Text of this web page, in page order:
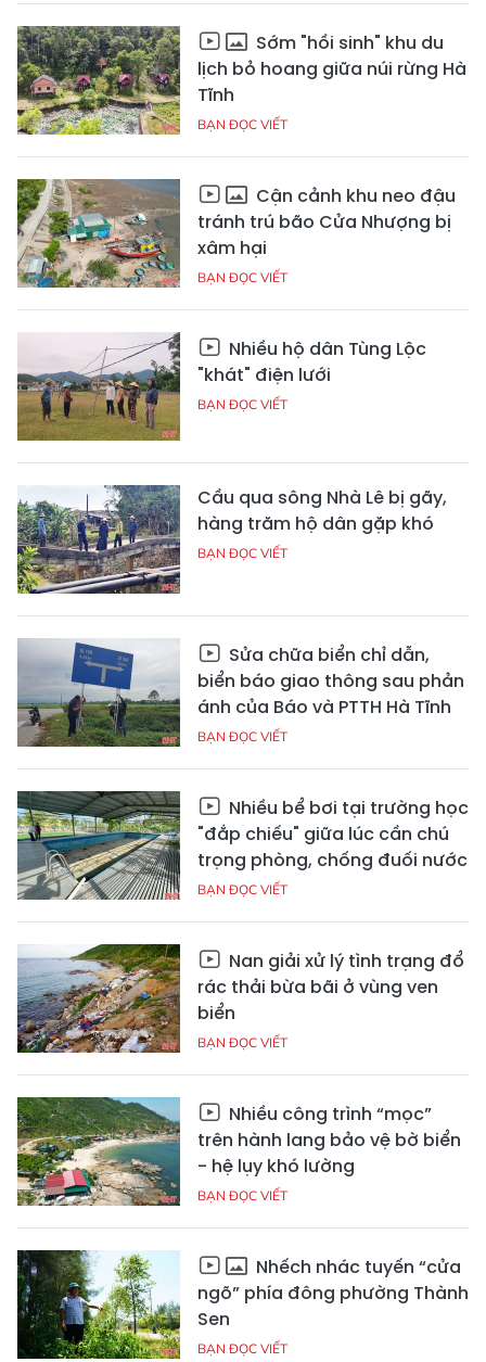
Sớm "hồi sinh" khu du
lịch bỏ hoang giữa núi rừng Hà
Tĩnh
BẠN ĐỌC VIẾT
Cận cảnh khu neo đậu
tránh trú bão Cửa Nhượng bị
xâm hại
BẠN ĐỌC VIẾT
Nhiều hộ dân Tùng Lộc
"khát" điện lưới
BẠN ĐỌC VIẾT
Cầu qua sông Nhà Lê bị gãy,
hàng trăm hộ dân gặp khó
BẠN ĐỌC VIẾT
Sửa chữa biển chỉ dẫn,
biển báo giao thông sau phản
ánh của Báo và PTTH Hà Tĩnh
BẠN ĐỌC VIẾT
Nhiều bể bơi tại trường học
"đắp chiếu" giữa lúc cần chú
trọng phòng, chống đuối nước
BẠN ĐỌC VIẾT
Nan giải xử lý tình trạng đổ
rác thải bừa bãi ở vùng ven
biển
BẠN ĐỌC VIẾT
Nhiều công trình “mọc”
trên hành lang bảo vệ bờ biển
- hệ lụy khó lường
BẠN ĐỌC VIẾT
Nhếch nhác tuyến “cửa
ngõ” phía đông phường Thành
Sen
BẠN ĐỌC VIẾT